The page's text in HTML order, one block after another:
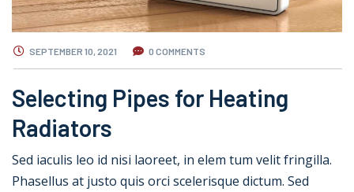
SEPTEMBER 10, 2021 0 COMMENTS
Selecting Pipes for Heating
Radiators
Sed iaculis leo id nisi laoreet, in elem tum velit fringilla.
Phasellus at justo quis orci scelerisque dictum. Sed